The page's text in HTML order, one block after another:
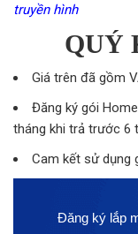
truyền hình
QUÝ
Giá trên đã gồm
Đăng ký gói
tháng khi trả trước 6
Cam kết sử dụng
Đăng ký lắp